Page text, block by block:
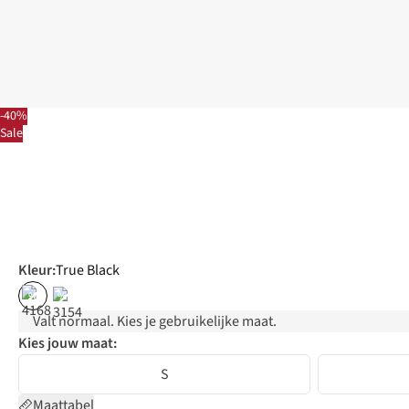
-40%
Sale
Kleur:True Black
% %
Valt normaal. Kies je gebruikelijke maat.
Kies jouw maat:
S